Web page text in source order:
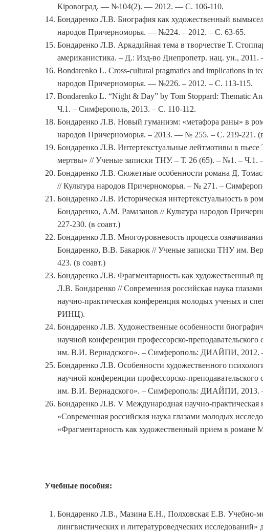
Кіровоград. — №104(2). — 2012. — С. 106-110.
Бондаренко Л.В. Биография как художественный
народов Причерноморья. — №224. – 2012. – С. 63-65.
Бондаренко Л.В. Аркадийная тема в творчестве Т.
американистика. – Д.: Изд-во Днепропетр. нац. ун.,
Bondarenko L. Cross-cultural pragmatics and implications in
народов Причерноморья. — №226. – 2012. – С. 113-115.
Bondarenko L. “Night & Day” by Tom Stoppard: Thematic
Ч.1. – Симферополь, 2013. – С. 110-112.
Бондаренко Л.В. Новый гуманизм: «метафора раны» в
народов Причерноморья. – 2013. — № 255. – С. 219-221.
Бондаренко Л.В. Интертекстуальные лейтмотивы в пьесе
мертвы» // Ученые записки ТНУ. – Т. 26 (65). – №1. – Ч.1.
Бондаренко Л.В. Сюжетные особенности романа Д.
// Культура народов Причерноморья. – № 271. –
Бондаренко Л.В. Историческая интертекстуальность в
Бондаренко, А.М. Рамазанов // Культура народов
227-230. (в соавт.)
Бондаренко Л.В. Многоуровневость процесса
Бондаренко, В.В. Бакарюк // Ученые записки ТНУ им.
423. (в соавт.)
Бондаренко Л.В. Фрагментарность как художественный
Л.В. Бондаренко // Современная российская наука
научно-практическая конференция молодых ученых и
РИНЦ).
Бондаренко Л.В. Художественные особенности
научной конференции профессорско-
им. В.И. Вернадского». – Симферополь: ДИАЙПИ, 2012.
Бондаренко Л.В. Особенности художественного
научной конференции профессорско-
им. В.И. Вернадского». – Симферополь: ДИАЙПИ, 2013.
Бондаренко Л.В. V Международная научно-
«Современная российская наука глазами молодых
«Фрагментарность как художественный прием в
Учебные пособия:
Бондаренко Л.В., Мазина Е.Н., Полховская Е.В. Учебно-
лингвистических и литературоведческих исследований»